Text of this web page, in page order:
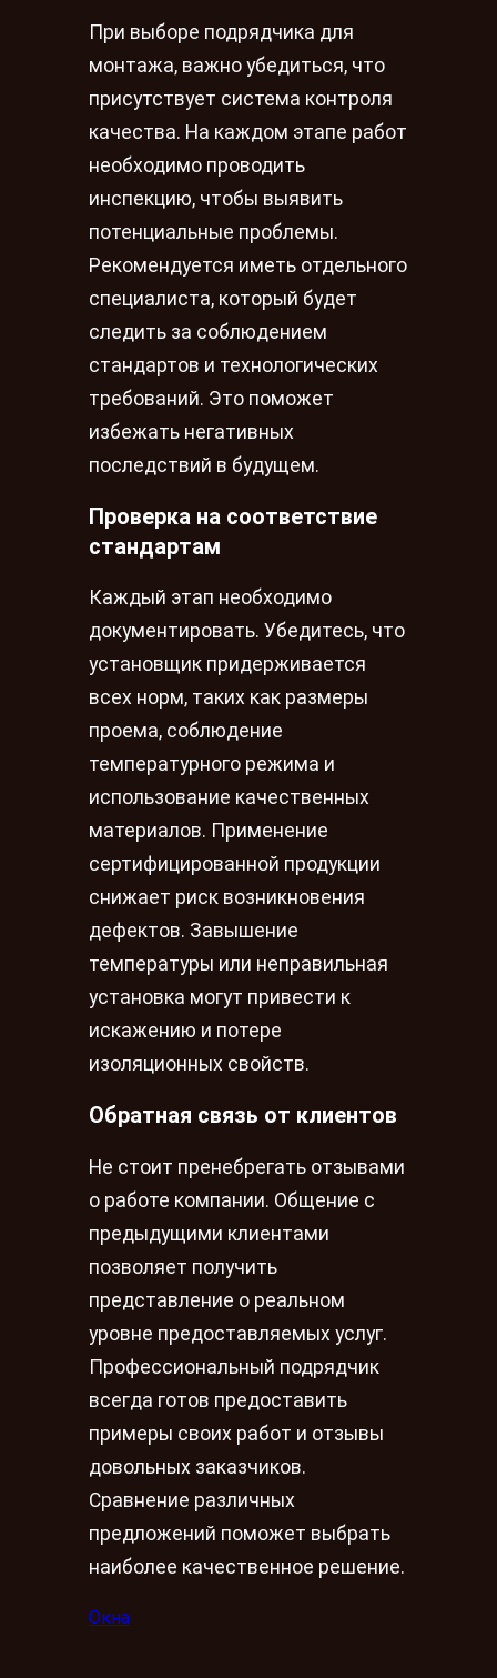
При выборе подрядчика для
монтажа, важно убедиться, что
присутствует система контроля
качества. На каждом этапе работ
необходимо проводить
инспекцию, чтобы выявить
потенциальные проблемы.
Рекомендуется иметь отдельного
специалиста, который будет
следить за соблюдением
стандартов и технологических
требований. Это поможет
избежать негативных
последствий в будущем.
Проверка на соответствие
стандартам
Каждый этап необходимо
документировать. Убедитесь, что
установщик придерживается
всех норм, таких как размеры
проема, соблюдение
температурного режима и
использование качественных
материалов. Применение
сертифицированной продукции
снижает риск возникновения
дефектов. Завышение
температуры или неправильная
установка могут привести к
искажению и потере
изоляционных свойств.
Обратная связь от клиентов
Не стоит пренебрегать отзывами
о работе компании. Общение с
предыдущими клиентами
позволяет получить
представление о реальном
уровне предоставляемых услуг.
Профессиональный подрядчик
всегда готов предоставить
примеры своих работ и отзывы
довольных заказчиков.
Сравнение различных
предложений поможет выбрать
наиболее качественное решение.
Окна